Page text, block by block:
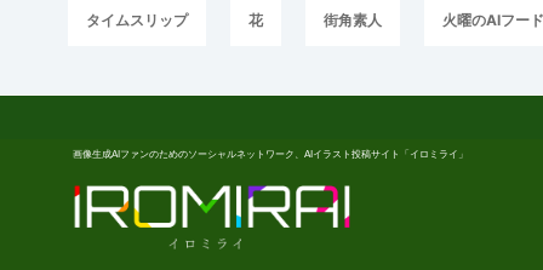
タイムスリップ 花 街角素人 火曜のAIフー
画像生成AIファンのためのソーシャルネットワーク、AIイラスト投稿サイト「イロミライ」